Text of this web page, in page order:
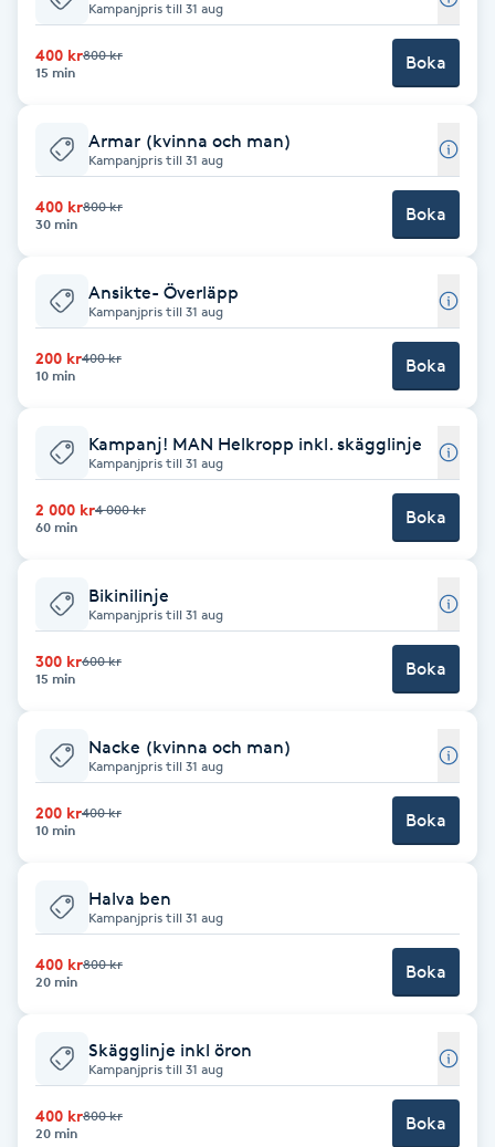
Balayage
Bambumassage
Barber
Barnklippning
BIAB
Blowout
Bottenfärg
Brynformning
Brynfärgning
Brynplockning
Bröllopsuppsättning
Celluliter
Coachning
Color correction
Damklippning
Kampanjpris till 31 aug
400 kr800 kr
15 min
Boka
Armar (kvinna och man)
Kampanjpris till 31 aug
400 kr800 kr
30 min
Boka
Ansikte- Överläpp
Kampanjpris till 31 aug
200 kr400 kr
10 min
Boka
Kampanj! MAN Helkropp inkl. skägglinje
Kampanjpris till 31 aug
2 000 kr4 000 kr
60 min
Boka
Bikinilinje
Kampanjpris till 31 aug
300 kr600 kr
15 min
Boka
Nacke (kvinna och man)
Kampanjpris till 31 aug
200 kr400 kr
10 min
Boka
Halva ben
Kampanjpris till 31 aug
400 kr800 kr
20 min
Boka
Skägglinje inkl öron
Kampanjpris till 31 aug
400 kr800 kr
20 min
Boka